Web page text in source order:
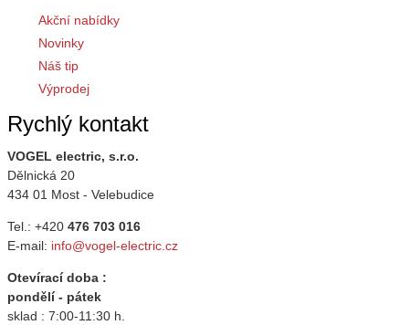
Akční nabídky
Novinky
Náš tip
Výprodej
Rychlý kontakt
VOGEL electric, s.r.o.
Dělnická 20
434 01 Most - Velebudice
Tel.: +420 476 703 016
E-mail: info@vogel-electric.cz
Otevírací doba :
pondělí - pátek
sklad : 7:00-11:30 h.